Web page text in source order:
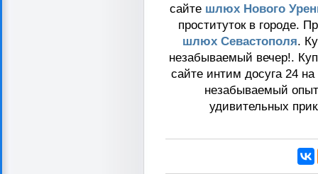
сайте шлюх Нового
проституток в городе.
шлюх Севастополя.
незабываемый вечер!.
сайте интим досуга 24
незабываемый
удивительных